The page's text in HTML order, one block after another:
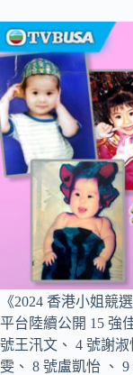
《2024 香港小姐競
平台陸續公開 15 強
號王汛文、 4 號謝
雯、 8 號盧凱怡 、